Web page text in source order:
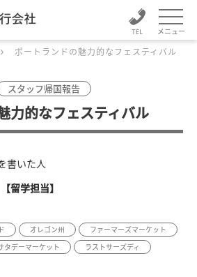
メニュー
ポートランドの魅力的なフェスティバル
スタッフ帰国報告
力的なフェスティバル
書いた人
【留学担当】
オレゴン州
ファーマーズマーケット
タデーマーケット
ラストサーズディ